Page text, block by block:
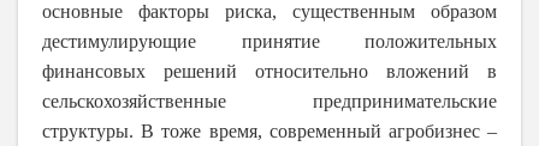
основные факторы риска, существенным образом
дестимулирующие принятие положительных
финансовых решений относительно вложений в
сельскохозяйственные предпринимательские
структуры. В тоже время, современный агробизнес –